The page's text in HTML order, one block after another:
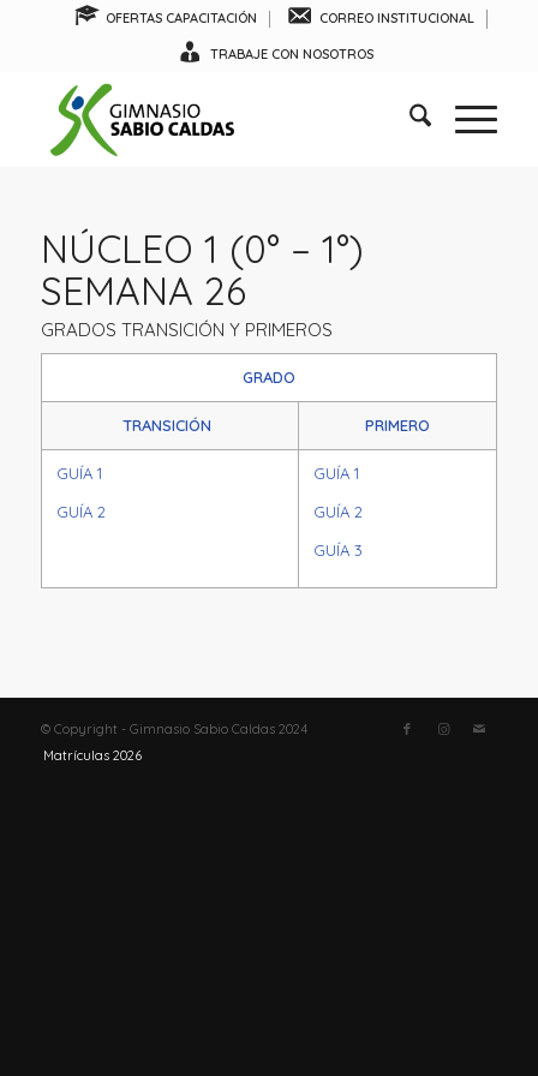
OFERTAS CAPACITACIÓN CORREO INSTITUCIONAL
TRABAJE CON NOSOTROS
NÚCLEO 1 (0° – 1°)
SEMANA 26
GRADOS TRANSICIÓN Y PRIMEROS
GRADO
TRANSICIÓN PRIMERO
GUÍA 1
GUÍA 2
GUÍA 1
GUÍA 2
GUÍA 3
© Copyright - Gimnasio Sabio Caldas 2024
Matrículas 2026